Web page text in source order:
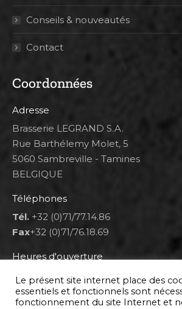
Conseils & nouveautés
Contact
Coordonnées
Adresse
Brasserie LEGRAND S.A.
Rue Barthélemy Molet, 5
5060 Sambreville - Tamines
BELGIQUE
Téléphones
Tél. +32 (0)71/77.14.86
Fax+32 (0)71/76.18.69
Heures d'ouverture
Lun 8h00-12h00 et 12h30-14h30
Mar au ven 8h00-12h00 et 12h30-
Sam 9h00-16h00
Le présent site internet place des
essentiels et fonctionnels sont
fonctionnement du site Internet et